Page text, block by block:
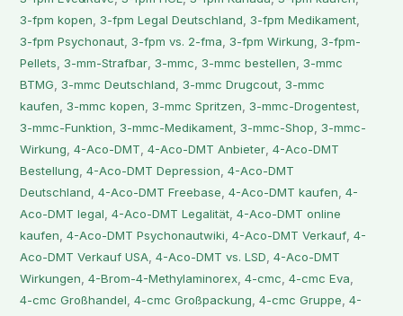
3-fpm kopen,3-fpm Legal Deutschland,3-fpm Medikament,
3-fpm Psychonaut,3-fpm vs. 2-fma,3-fpm Wirkung,3-fpm-
Pellets,3-mm-Strafbar,3-mmc,3-mmc bestellen,3-mmc
BTMG,3-mmc Deutschland,3-mmc Drugcout,3-mmc
kaufen,3-mmc kopen,3-mmc Spritzen,3-mmc-Drogentest,
3-mmc-Funktion,3-mmc-Medikament,3-mmc-Shop,3-mmc-
Wirkung,4-Aco-DMT,4-Aco-DMT Anbieter,4-Aco-DMT
Bestellung,4-Aco-DMT Depression,4-Aco-DMT
Deutschland,4-Aco-DMT Freebase,4-Aco-DMT kaufen,4-
Aco-DMT legal,4-Aco-DMT Legalität,4-Aco-DMT online
kaufen,4-Aco-DMT Psychonautwiki,4-Aco-DMT Verkauf,4-
Aco-DMT Verkauf USA,4-Aco-DMT vs. LSD,4-Aco-DMT
Wirkungen,4-Brom-4-Methylaminorex,4-cmc,4-cmc Eva,
4-cmc Großhandel,4-cmc Großpackung,4-cmc Gruppe,4-